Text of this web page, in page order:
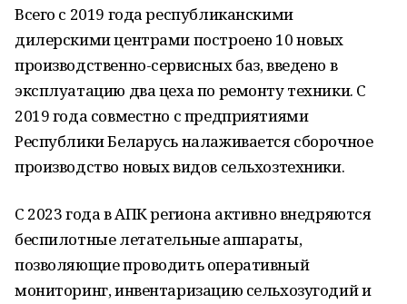
Всего с 2019 года республиканскими
дилерскими центрами построено 10 новых
производственно-сервисных баз, введено в
эксплуатацию два цеха по ремонту техники. С
2019 года совместно с предприятиями
Республики Беларусь налаживается сборочное
производство новых видов сельхозтехники.
С 2023 года в АПК региона активно внедряются
беспилотные летательные аппараты,
позволяющие проводить оперативный
мониторинг, инвентаризацию сельхозугодий и